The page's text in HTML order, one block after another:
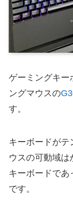
ゲーミングキー
ングマウスの
す。
キーボードがテ
ウスの可動域
キーボードであ
です。